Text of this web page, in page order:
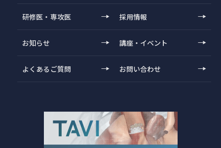
研修医・専攻医 採用情報
お知らせ 講座・イベント
よくあるご質問 お問い合わせ